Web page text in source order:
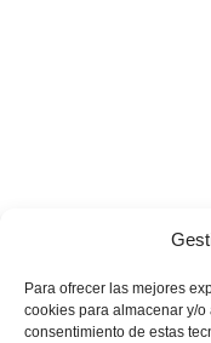
Para ofrecer las mejores
cookies para almacenar y/
consentimiento de estas